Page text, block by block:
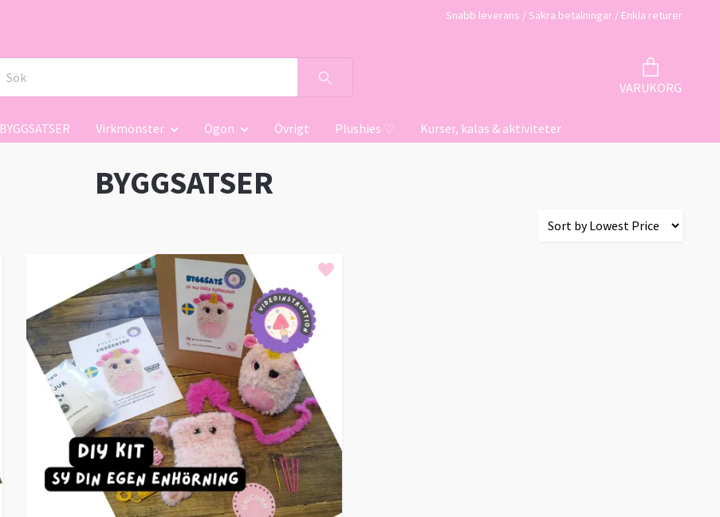
Snabb leverans / Säkra betalningar / Enkla returer
VARUKORG
BYGGSATSER Virkmönster Ögon Övrigt Plushies ♡ Kurser, kalas & aktiviteter
BYGGSATSER